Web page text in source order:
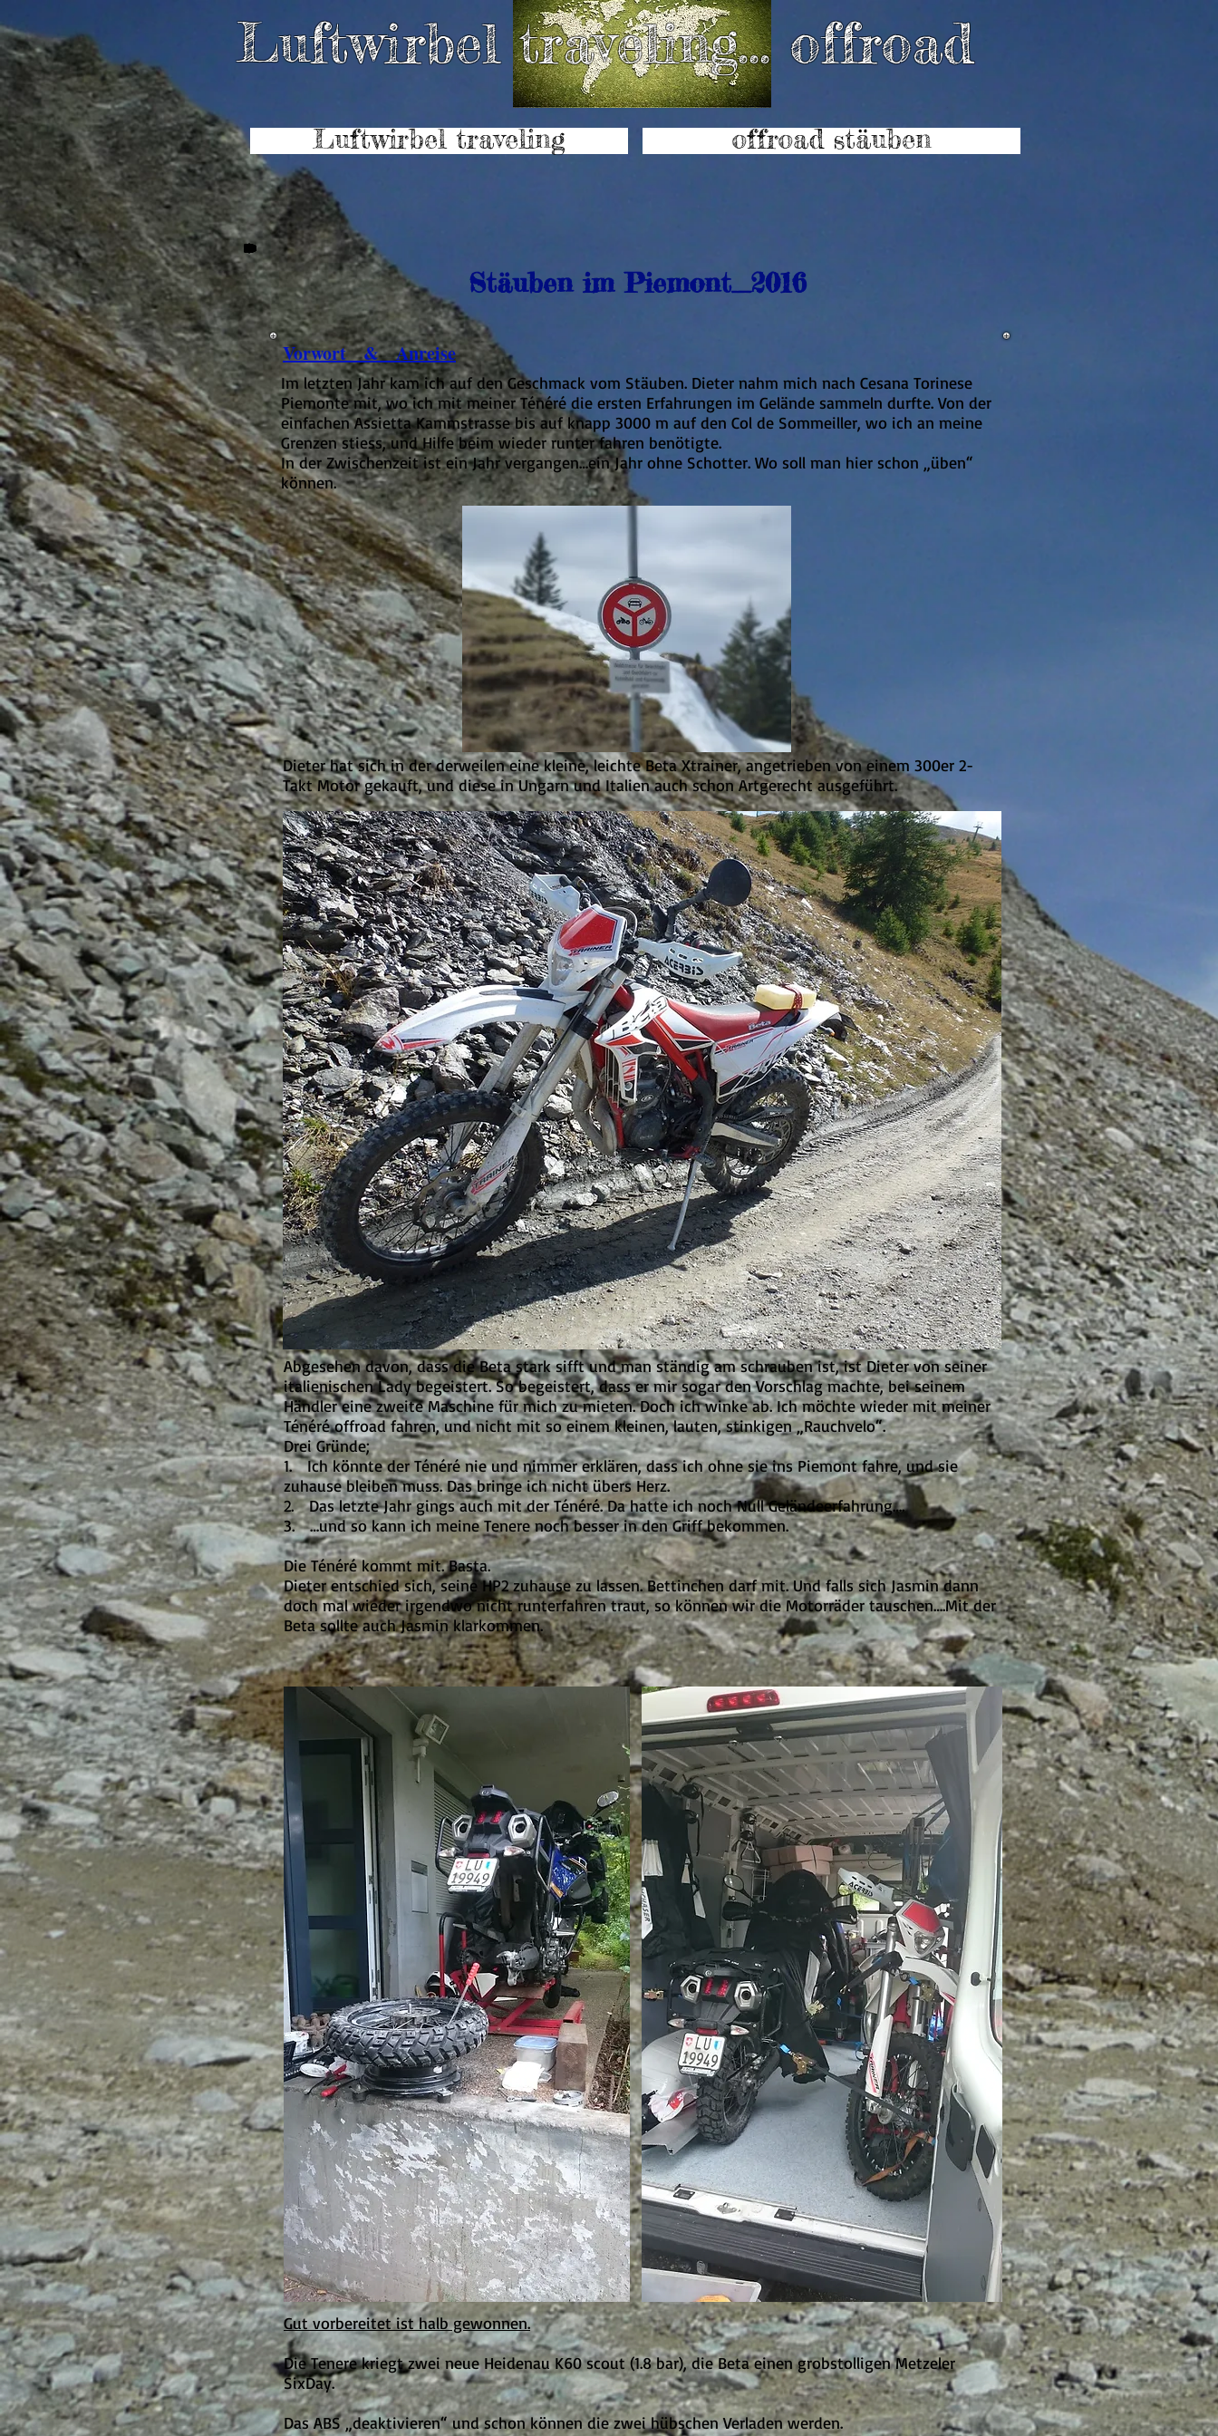
Luftwirbel traveling... offroad
Luftwirbel traveling offroad stäuben
Stäuben im Piemont_2016
Vorwort & Anreise
Im letzten Jahr kam ich auf den Geschmack vom Stäuben. Dieter nahm mich nach Cesana Torinese
Piemonte mit, wo ich mit meiner Ténéré die ersten Erfahrungen im Gelände sammeln durfte. Von der
einfachen Assietta Kammstrasse bis auf knapp 3000 m auf den Col de Sommeiller, wo ich an meine
Grenzen stiess, und Hilfe beim wieder runter fahren benötigte.
In der Zwischenzeit ist ein Jahr vergangen…ein Jahr ohne Schotter. Wo soll man hier schon „üben“
können.
Dieter hat sich in der derweilen eine kleine, leichte Beta Xtrainer, angetrieben von einem 300er 2-
Takt Motor gekauft, und diese in Ungarn und Italien auch schon Artgerecht ausgeführt.
Abgesehen davon, dass die Beta stark sifft und man ständig am schrauben ist, ist Dieter von seiner
italienischen Lady begeistert. So begeistert, dass er mir sogar den Vorschlag machte, bei seinem
Händler eine zweite Maschine für mich zu mieten. Doch ich winke ab. Ich möchte wieder mit meiner
Ténéré offroad fahren, und nicht mit so einem kleinen, lauten, stinkigen „Rauchvelo“.
Drei Gründe;
1. Ich könnte der Ténéré nie und nimmer erklären, dass ich ohne sie ins Piemont fahre, und sie
zuhause bleiben muss. Das bringe ich nicht übers Herz.
2. Das letzte Jahr gings auch mit der Ténéré. Da hatte ich noch Null Geländeerfahrung….
3. …und so kann ich meine Tenere noch besser in den Griff bekommen.
Die Ténéré kommt mit. Basta.
Dieter entschied sich, seine HP2 zuhause zu lassen. Bettinchen darf mit. Und falls sich Jasmin dann
doch mal wieder irgendwo nicht runterfahren traut, so können wir die Motorräder tauschen….Mit der
Beta sollte auch Jasmin klarkommen.
Gut vorbereitet ist halb gewonnen.
Die Tenere kriegt zwei neue Heidenau K60 scout (1.8 bar), die Beta einen grobstolligen Metzeler
SixDay.
Das ABS „deaktivieren“ und schon können die zwei hübschen Verladen werden.